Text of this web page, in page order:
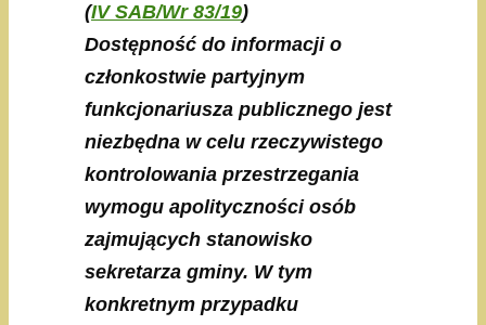
(IV SAB/Wr 83/19)
Dostępność do informacji o
członkostwie partyjnym
funkcjonariusza publicznego jest
niezbędna w celu rzeczywistego
kontrolowania przestrzegania
wymogu apolityczności osób
zajmujących stanowisko
sekretarza gminy. W tym
konkretnym przypadku